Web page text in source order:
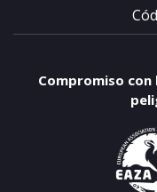
Compromiso con